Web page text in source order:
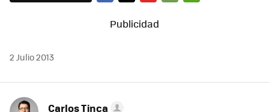
2 Julio 2013
Carlos Tinca